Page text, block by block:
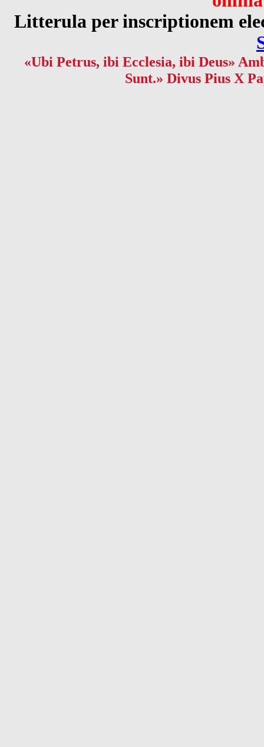
Litterula per inscriptionem
«Ubi Petrus, ibi Ecclesia, ibi Deus»
Sunt.» Divus Pius X